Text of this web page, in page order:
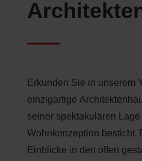
Erkunden Sie in unserem
einzigartige
seiner spektakulären
Wohnkonzeption besticht.
Einblicke in den offen